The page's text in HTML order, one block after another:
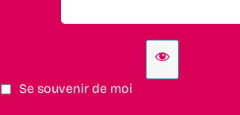
Se souvenir de moi